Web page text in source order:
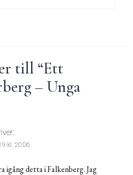
till “Ett
– Unga
kl. 20:06
igång detta i Falkenberg. Jag